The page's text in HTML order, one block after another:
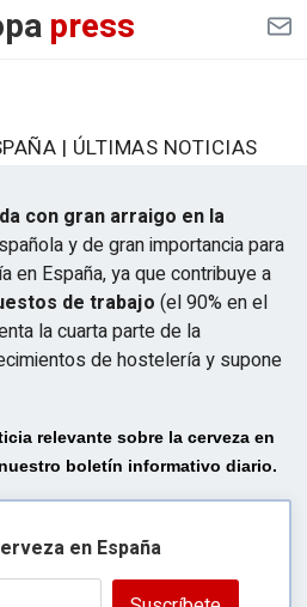
press
| ÚLTIMAS NOTICIAS
con gran arraigo en la
y de gran importancia para
en España, ya que contribuye a
de trabajo (el 90% en el
la cuarta parte de la
de hostelería y supone
relevante sobre la cerveza en
boletín informativo diario.
en España